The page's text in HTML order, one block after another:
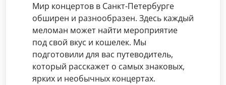
Мир концертов в Санкт-Петербурге
обширен и разнообразен. Здесь каждый
меломан может найти мероприятие
под свой вкус и кошелек. Мы
подготовили для вас путеводитель,
который расскажет о самых знаковых,
ярких и необычных концертах.